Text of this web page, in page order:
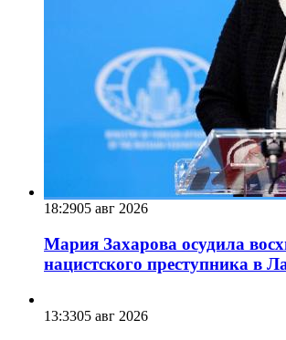
18:2905 авг 2026
Мария Захарова осудила
нацистского преступника в
13:3305 авг 2026